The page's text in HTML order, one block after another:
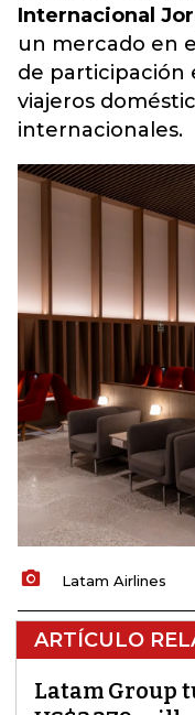
Internacional
un mercado en
de participación
viajeros
internacionales.
Latam Airlines
ARTÍCULO
Latam Group